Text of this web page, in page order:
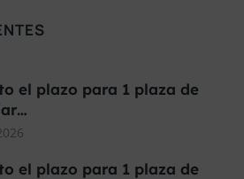
el plazo para 1 plaza de
el plazo para 1 plaza de